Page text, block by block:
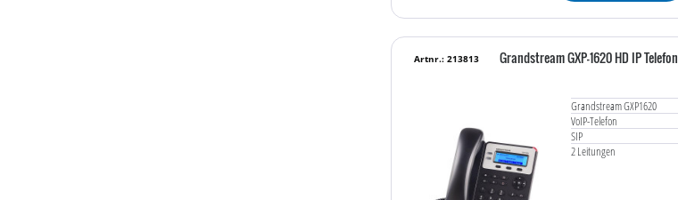
Grandstream GXP-1620 HD IP Telefon
Grandstream GXP1620
VoIP-Telefon
SIP
2 Leitungen
Artnr.: 213813